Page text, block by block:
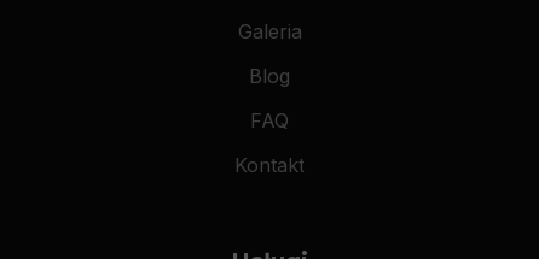
Galeria
Blog
FAQ
Kontakt